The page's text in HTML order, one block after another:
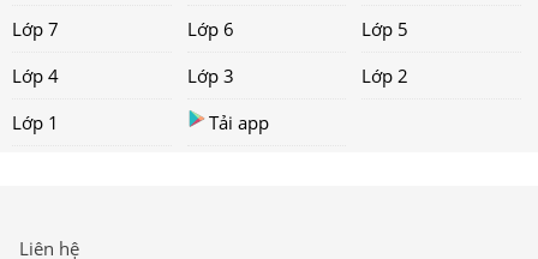
Lớp 7
Lớp 6
Lớp 5
Lớp 4
Lớp 3
Lớp 2
Lớp 1
Tải app
Liên hệ